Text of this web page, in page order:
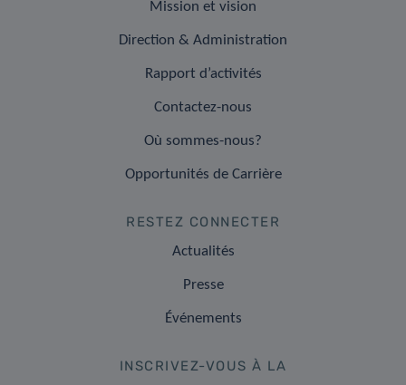
Mission et vision
Direction & Administration
Rapport d’activités
Contactez-nous
Où sommes-nous?
Opportunités de Carrière
RESTEZ CONNECTER
Actualités
Presse
Événements
INSCRIVEZ-VOUS À LA